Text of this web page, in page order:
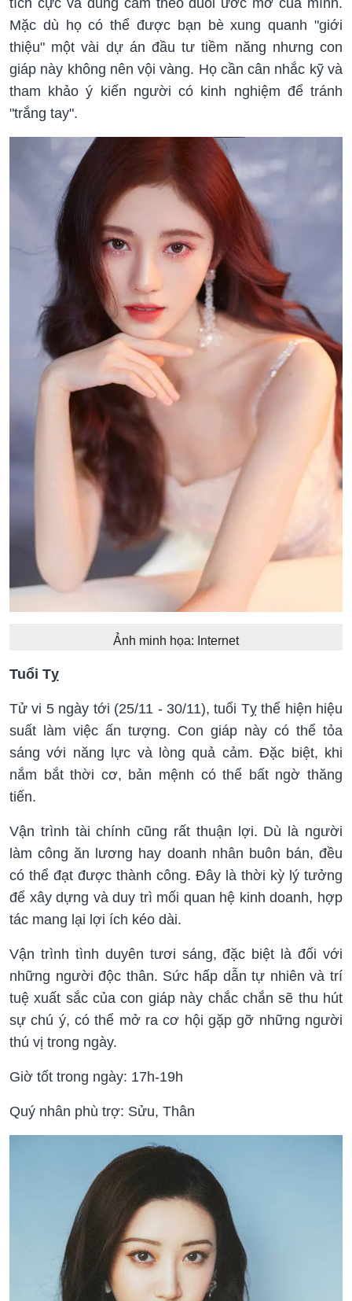
tích cực và dũng cảm theo đuổi ước mơ của mình.
Mặc dù họ có thể được bạn bè xung quanh "giới
thiệu" một vài dự án đầu tư tiềm năng nhưng con
giáp này không nên vội vàng. Họ cần cân nhắc kỹ và
tham khảo ý kiến người có kinh nghiệm để tránh
"trắng tay".
Ảnh minh họa: Internet
Tuổi Tỵ
Tử vi 5 ngày tới (25/11 - 30/11), tuổi Tỵ thể hiện hiệu
suất làm việc ấn tượng. Con giáp này có thể tỏa
sáng với năng lực và lòng quả cảm. Đặc biệt, khi
nắm bắt thời cơ, bản mệnh có thể bất ngờ thăng
tiến.
Vận trình tài chính cũng rất thuận lợi. Dù là người
làm công ăn lương hay doanh nhân buôn bán, đều
có thể đạt được thành công. Đây là thời kỳ lý tưởng
để xây dựng và duy trì mối quan hệ kinh doanh, hợp
tác mang lại lợi ích kéo dài.
Vận trình tình duyên tươi sáng, đặc biệt là đối với
những người độc thân. Sức hấp dẫn tự nhiên và trí
tuệ xuất sắc của con giáp này chắc chắn sẽ thu hút
sự chú ý, có thể mở ra cơ hội gặp gỡ những người
thú vị trong ngày.
Giờ tốt trong ngày: 17h-19h
Quý nhân phù trợ: Sửu, Thân